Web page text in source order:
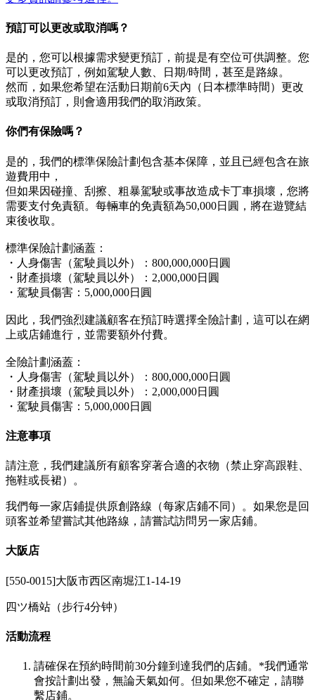
預訂可以更改或取消嗎？
是的，您可以根據需求變更預訂，前提是有空位可供調整。您
可以更改預訂，例如駕駛人數、日期/時間，甚至是路線。
然而，如果您希望在活動日期前6天內（日本標準時間）更改
或取消預訂，則會適用我們的取消政策。
你們有保險嗎？
是的，我們的標準保險計劃包含基本保障，並且已經包含在旅
遊費用中，
但如果因碰撞、刮擦、粗暴駕駛或事故造成卡丁車損壞，您將
需要支付免責額。每輛車的免責額為50,000日圓，將在遊覽結
束後收取。
標準保險計劃涵蓋：
・人身傷害（駕駛員以外）：800,000,000日圓
・財產損壞（駕駛員以外）：2,000,000日圓
・駕駛員傷害：5,000,000日圓
因此，我們強烈建議顧客在預訂時選擇全險計劃，這可以在網
上或店鋪進行，並需要額外付費。
全險計劃涵蓋：
・人身傷害（駕駛員以外）：800,000,000日圓
・財產損壞（駕駛員以外）：2,000,000日圓
・駕駛員傷害：5,000,000日圓
注意事項
請注意，我們建議所有顧客穿著合適的衣物（禁止穿高跟鞋、
拖鞋或長裙）。
我們每一家店鋪提供原創路線（每家店鋪不同）。如果您是回
頭客並希望嘗試其他路線，請嘗試訪問另一家店鋪。
大阪店
[550-0015]大阪市西区南堀江1-14-19
四ツ橋站（步行4分钟）
活動流程
請確保在預約時間前30分鐘到達我們的店鋪。*我們通常
會按計劃出發，無論天氣如何。但如果您不確定，請聯
繫店鋪。